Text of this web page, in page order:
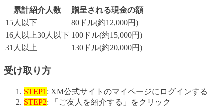
累計紹介人数
贈呈される現金の額
15人以下
80ドル(約12,000円)
16人以上30人以下 100ドル(約15,000円)
31人以上
130ドル(約20,000円)
受け取り方
STEP1 : XM公式サイトのマイページにログインする
STEP2: 「ご友人を紹介する」をクリック